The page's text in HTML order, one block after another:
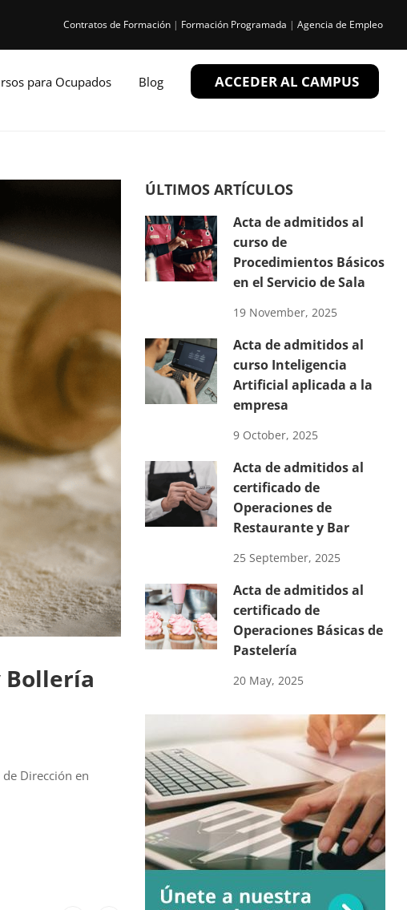
Contratos de Formación | Formación Programada | Agencia de Empleo
para Ocupados Blog ACCEDER AL CAMPUS
Bollería
Dirección en
ÚLTIMOS ARTÍCULOS
Acta de admitidos al
curso de
Procedimientos Básicos
en el Servicio de Sala
19 November, 2025
Acta de admitidos al
curso Inteligencia
Artificial aplicada a la
empresa
9 October, 2025
Acta de admitidos al
certificado de
Operaciones de
Restaurante y Bar
25 September, 2025
Acta de admitidos al
certificado de
Operaciones Básicas de
Pastelería
20 May, 2025